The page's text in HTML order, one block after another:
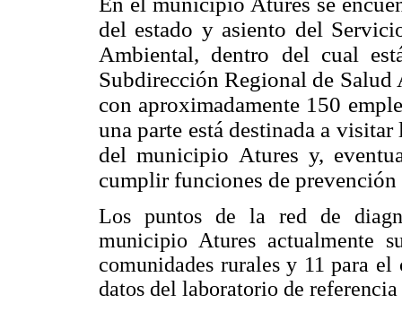
del estado y asiento del
Ambiental, dentro del cual
Subdirección Regional de
con aproximadamente 150
una parte está destinada a
del municipio Atures y,
cumplir funciones de
Los puntos de la red de
municipio Atures actualmente
comunidades rurales y 11 para el
datos del laboratorio de